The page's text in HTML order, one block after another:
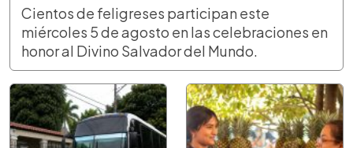
Cientos de feligreses participan este
miércoles 5 de agosto en las celebraciones en
honor al Divino Salvador del Mundo.